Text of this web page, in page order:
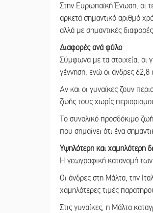
Στην Ευρωπαϊκή Ένωση, οι
αρκετά σημαντικό αριθμό
αλλά με σημαντικές
Διαφορές ανά φύλο
Σύμφωνα με τα στοιχεία, οι
γέννηση, ενώ οι άνδρες
Αν και οι γυναίκες ζουν
ζωής τους χωρίς
Το συνολικό προσδόκιμο
που σημαίνει ότι ένα
Υψηλότερη και χαμηλότερη
Η γεωγραφική κατανομή των
Οι άνδρες στη Μάλτα, την
χαμηλότερες τιμές
Στις γυναίκες, η Μάλτα